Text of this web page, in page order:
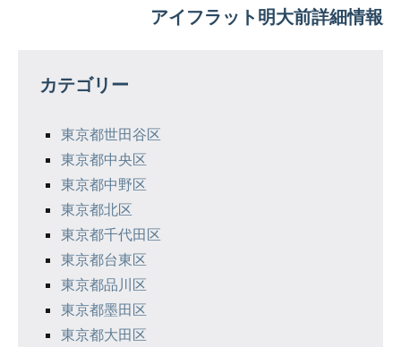
ー
アイフラット明大前詳細情報
カテゴリー
東京都世田谷区
東京都中央区
東京都中野区
東京都北区
東京都千代田区
東京都台東区
東京都品川区
東京都墨田区
東京都大田区